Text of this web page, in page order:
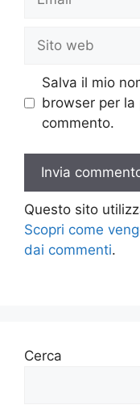
web
Salva il mio
browser per la
commento.
Questo sito
Scopri come
dai commenti.
Cerca